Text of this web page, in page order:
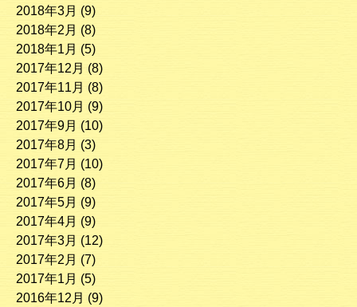
2018年3月 (9)
2018年2月 (8)
2018年1月 (5)
2017年12月 (8)
2017年11月 (8)
2017年10月 (9)
2017年9月 (10)
2017年8月 (3)
2017年7月 (10)
2017年6月 (8)
2017年5月 (9)
2017年4月 (9)
2017年3月 (12)
2017年2月 (7)
2017年1月 (5)
2016年12月 (9)